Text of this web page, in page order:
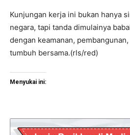
Kunjungan kerja ini bukan hanya
negara, tapi tanda dimulainya
dengan keamanan,
tumbuh bersama.(rls/red)
Menyukai ini: